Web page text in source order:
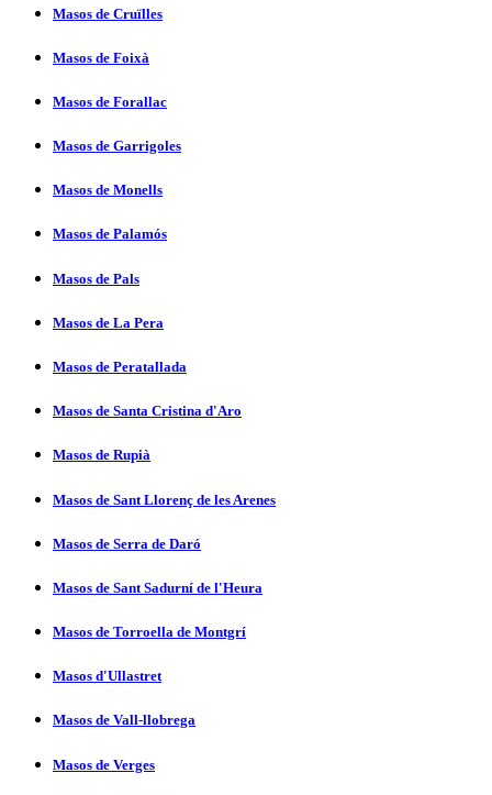
Masos de Cruïlles
Masos de Foixà
Masos de Forallac
Masos de Garrigoles
Masos de Monells
Masos de Palamós
Masos de Pals
Masos de La Pera
Masos de Peratallada
Masos de Santa Cristina d'Aro
Masos de Rupià
Masos de Sant Llorenç de les Arenes
Masos de Serra de Daró
Masos de Sant Sadurní­ de l'Heura
Masos de Torroella de Montgrí­
Masos d'Ullastret
Masos de Vall-llobrega
Masos de Verges